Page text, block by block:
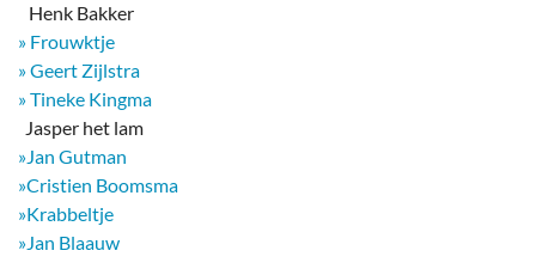
Henk Bakker
» Frouwktje
» Geert Zijlstra
» Tineke Kingma
​ Jasper het lam
»Jan Gutman
»Cristien Boomsma
»Krabbeltje
»Jan Blaauw